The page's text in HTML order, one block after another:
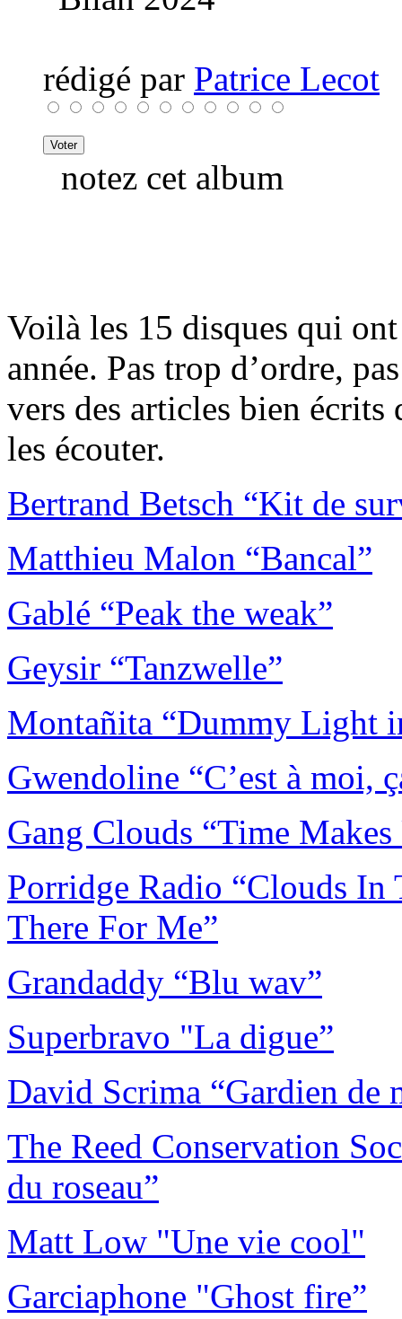
rédigé par Patrice Lecot
notez cet album
Voilà les 15 disques qui
année. Pas trop d’ordre,
vers des articles bien
les écouter.
Bertrand Betsch “Kit de
Matthieu Malon “Bancal”
Gablé “Peak the weak”
Geysir “Tanzwelle”
Montañita “Dummy Light
Gwendoline “C’est à moi,
Gang Clouds “Time Makes
Porridge Radio “Clouds
There For Me”
Grandaddy “Blu wav”
Superbravo "La digue”
David Scrima “Gardien de
The Reed Conservation
du roseau”
Matt Low "Une vie cool"
Garciaphone "Ghost fire”